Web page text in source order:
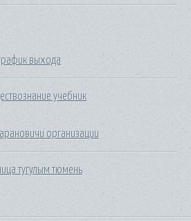
выхода
учебник
организации
тугулым тюмень